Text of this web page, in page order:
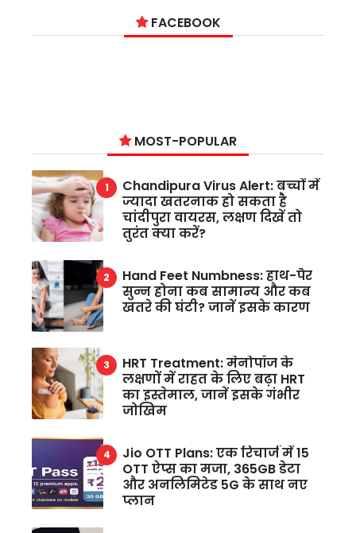
FACEBOOK
MOST-POPULAR
Chandipura Virus Alert: बच्चों में
ज्यादा खतरनाक हो सकता है
चांदीपुरा वायरस, लक्षण दिखें तो
तुरंत क्या करें?
Hand Feet Numbness: हाथ-पैर
सुन्न होना कब सामान्य और कब
खतरे की घंटी? जानें इसके कारण
HRT Treatment: मेनोपॉज के
लक्षणों में राहत के लिए बढ़ा HRT
का इस्तेमाल, जानें इसके गंभीर
जोखिम
Jio OTT Plans: एक रिचार्ज में 15
OTT ऐप्स का मजा, 365GB डेटा
और अनलिमिटेड 5G के साथ नए
प्लान